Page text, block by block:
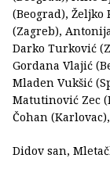
(Beograd),
(Zagreb),
Darko Turković
Gordana Vlajić
Mladen Vukšić
Matutinović Zec
Čohan
Didov san,